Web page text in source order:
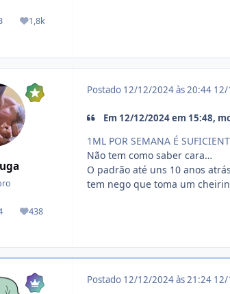
solucionados
1,8k
Reputação
solucionados
438
Reputação
Postado 12/12/2024 às 20:44 12/
Em 12/12/2024 em 15:48,
1ML POR SEMANA É
Não tem como saber cara…
O padrão até uns 10 anos
tem nego que toma um
Postado 12/12/2024 às 21:24 12/